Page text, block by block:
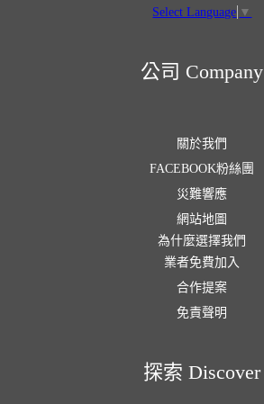
Select Language ▼
公司 Company
關於我們
FACEBOOK粉絲團
災難響應
網站地圖
為什麼選擇我們
業者免費加入
合作提案
免責聲明
探索 Discover